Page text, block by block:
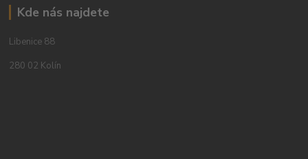
Kde nás najdete
Libenice 88
280 02 Kolín